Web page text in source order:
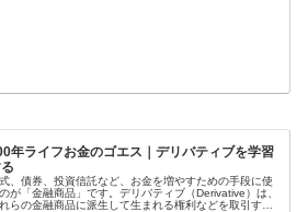
年ライフお金のゴエス｜デリバティブを学習
、債券、投資信託など、お金を増やすための手段に使
が「金融商品」です。デリバティブ（Derivative）は、
らの金融商品に派生して生まれる権利などを取引する